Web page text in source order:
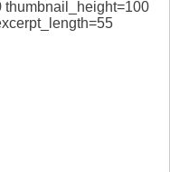
thumbnail_height=100